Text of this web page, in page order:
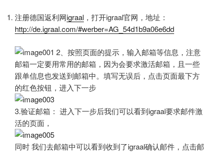
注册德国返利网igraal ，打开igraal官网，地址：
http://de.igraal.com/#werber=AG_54d1b9a06e6dd
2、按照页面的提示，输入邮箱等信息，注意
邮箱一定要用常用的邮箱，因为会要求激活邮箱，且一些
跟单信息也发送到邮箱中。填写无误后，点击页面最下方
的红色按钮，进入下一步
3.验证邮箱： 进入下一步后我们可以看到igraal要求邮件激
活的页面，
同时 我们去邮箱中可以看到收到了igraal确认邮件，点击邮